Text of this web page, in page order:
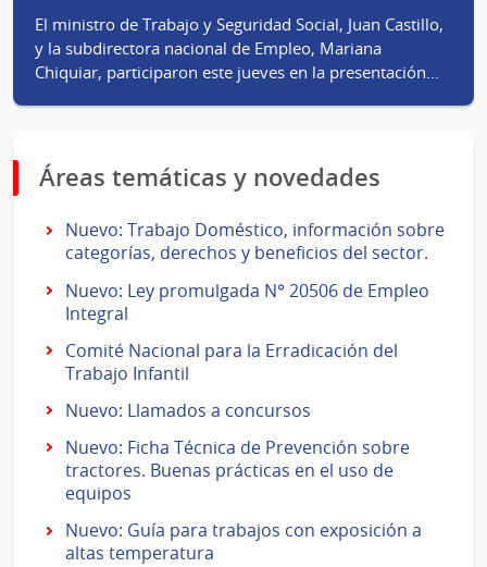
El ministro de Trabajo y Seguridad Social, Juan Castillo,
y la subdirectora nacional de Empleo, Mariana
Chiquiar, participaron este jueves en la presentación…
Áreas temáticas y novedades
Nuevo: Trabajo Doméstico, información sobre
categorías, derechos y beneficios del sector.
Nuevo: Ley promulgada N° 20506 de Empleo
Integral
Comité Nacional para la Erradicación del
Trabajo Infantil
Nuevo: Llamados a concursos
Nuevo: Ficha Técnica de Prevención sobre
tractores. Buenas prácticas en el uso de
equipos
Nuevo: Guía para trabajos con exposición a
altas temperatura